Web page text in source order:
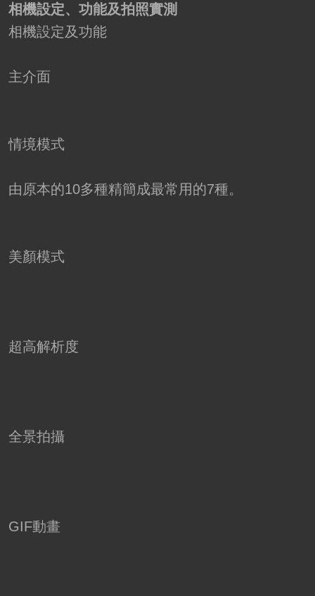
相機設定、功能及拍照實測
相機設定及功能
主介面
情境模式
由原本的10多種精簡成最常用的7種。
美顏模式
超高解析度
全景拍攝
GIF動畫